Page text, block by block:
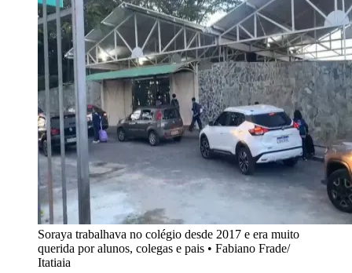
Soraya trabalhava no colégio desde 2017 e era muito
querida por alunos, colegas e pais • Fabiano Frade/
Itatiaia